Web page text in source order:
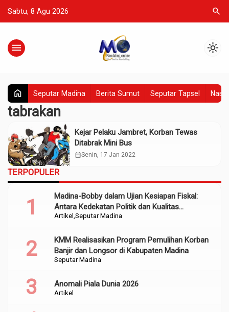
Sabtu, 8 Agu 2026 search
menu light_mode
home Seputar Madina Berita Sumut Seputar Tapsel
tabrakan
Kejar Pelaku Jambret, Korban Tewas
Ditabrak Mini Bus
calendar_monthSenin, 17 Jan 2022
TERPOPULER
Artikel Seputar Madina
Madina-Bobby dalam Ujian Kesiapan Fiskal:
Antara Kedekatan Politik dan Kualitas
Perencanaan
Seputar Madina
KMM Realisasikan Program Pemulihan Korban
Banjir dan Longsor di Kabupaten Madina
Artikel
Anomali Piala Dunia 2026